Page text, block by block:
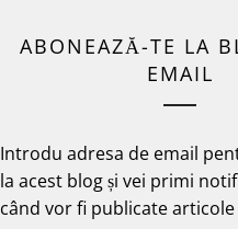
ABONEAZĂ-TE LA
EMAIL
Introdu adresa de email
la acest blog și vei primi
când vor fi publicate articole